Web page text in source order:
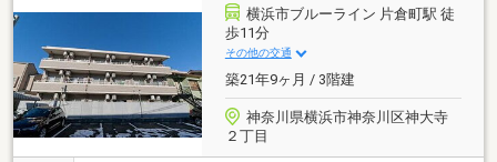
横浜市ブルーライン 片倉町駅 徒
歩11分
その他の交通
築21年9ヶ月 / 3階建
神奈川県横浜市神奈川区神大寺
２丁目